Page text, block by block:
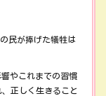
民が捧げた犠牲は
やこれまでの習慣
正しく生きること